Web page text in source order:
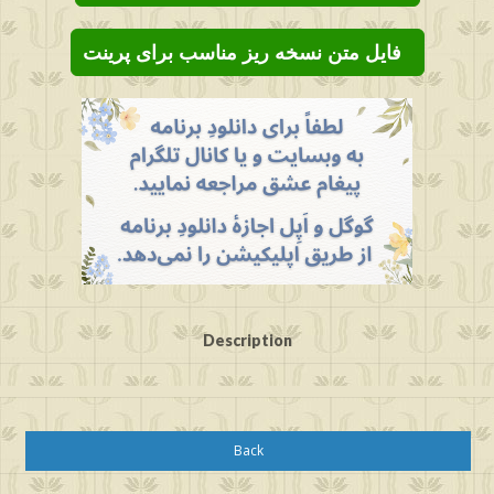
فایل متن نسخه ریز مناسب برای پرینت
Description
Back